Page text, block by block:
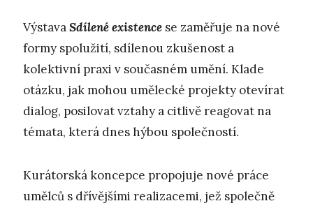
VýstavaSdílené existence se zaměřuje na nové
formy spolužití, sdílenou zkušenost a
kolektivní praxi v současném umění. Klade
otázku, jak mohou umělecké projekty otevírat
dialog, posilovat vztahy a citlivě reagovat na
témata, která dnes hýbou společností.
Kurátorská koncepce propojuje nové práce
umělců s dřívějšími realizacemi, jež společně